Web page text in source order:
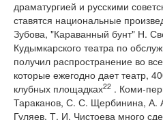
драматургией и русскими
ставятся национальные
Зубова, "Караванный бунт" Н.
Кудымкарского театра по
получил распространение во
которые ежегодно дает театр,
клубных площадках22 . Коми-
Тараканов, С. С. Щербинина, А.
Гуляев, Т. И. Чистоева много